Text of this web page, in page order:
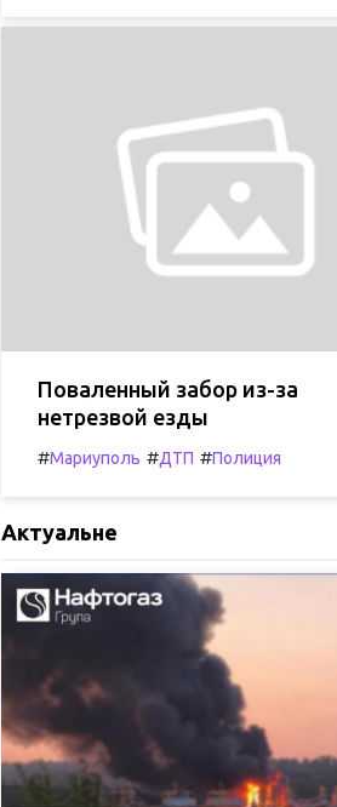
Поваленный забор из-за
нетрезвой езды
#Мариуполь #ДТП #Полиция
Актуальне